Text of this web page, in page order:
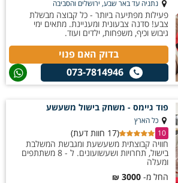
נתניה עד באר שבע, ירושלים והסביבה
פעילות מפתיעה ביותר - כל קבוצה מבשלת
צבע! סדנה צבעונית ומעניינת. מתאים ימי
גיבוש וכיף, משפחות, ילדים ועוד.
בדוק האם פנוי
073-7814946
פוד גיימס - משחק בישול משעשע
כל הארץ
10
(17 חוות דעת)
חוויה קבוצתית משעשעת ומגבשת המשלבת
בישול, תחרויות ושעשועונים. ל - 8 משתתפים
ומעלה
החל מ- 3000
₪